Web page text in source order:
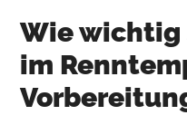
Wie wichtig
im